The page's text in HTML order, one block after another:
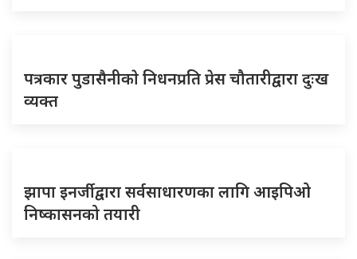
पत्रकार पुडासैनीकाे निधनप्रति प्रेस चौतारीद्वारा दुःख
व्यक्त
झापा इनर्जीद्वारा सर्वसाधारणका लागि आइपिओ
निष्कासनको तयारी